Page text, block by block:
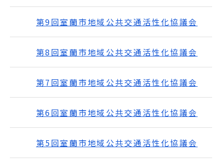
第9回室蘭市地域公共交通活性化協議会
第8回室蘭市地域公共交通活性化協議会
第7回室蘭市地域公共交通活性化協議会
第6回室蘭市地域公共交通活性化協議会
第5回室蘭市地域公共交通活性化協議会